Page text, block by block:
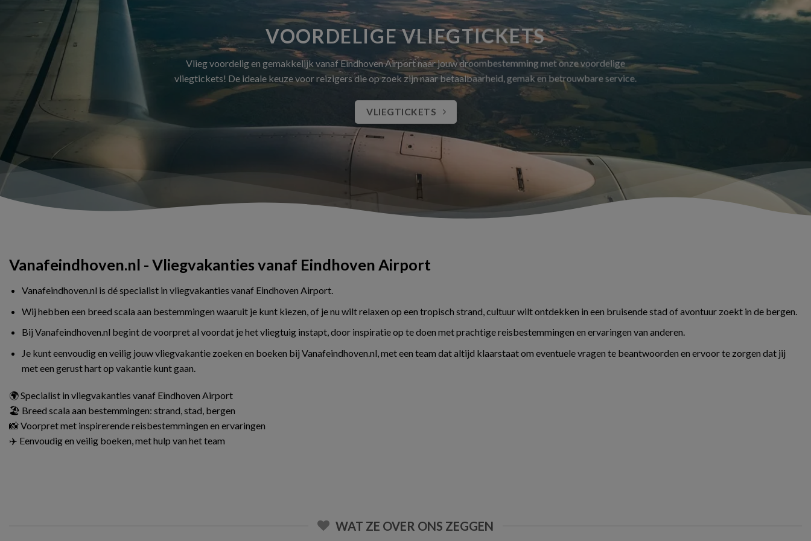
VOORDELIGE VLIEGTICKETS
Vlieg voordelig en gemakkelijk vanaf Eindhoven Airport naar jouw droombestemming met onze voordelige
vliegtickets! De ideale keuze voor reizigers die op zoek zijn naar betaalbaarheid, gemak en betrouwbare service.
VLIEGTICKETS
Vanafeindhoven.nl - Vliegvakanties vanaf Eindhoven Airport
Vanafeindhoven.nl is dé specialist in vliegvakanties vanaf Eindhoven Airport.
Wij hebben een breed scala aan bestemmingen waaruit je kunt kiezen, of je nu wilt relaxen op een tropisch strand, cultuur wilt ontdekken in een bruisende stad of avontuur zoekt in de bergen.
Bij Vanafeindhoven.nl begint de voorpret al voordat je het vliegtuig instapt, door inspiratie op te doen met prachtige reisbestemmingen en ervaringen van anderen.
Je kunt eenvoudig en veilig jouw vliegvakantie zoeken en boeken bij Vanafeindhoven.nl, met een team dat altijd klaarstaat om eventuele vragen te beantwoorden en ervoor te zorgen dat jij
met een gerust hart op vakantie kunt gaan.
🌍 Specialist in vliegvakanties vanaf Eindhoven Airport
🏖️ Breed scala aan bestemmingen: strand, stad, bergen
📸 Voorpret met inspirerende reisbestemmingen en ervaringen
✈️ Eenvoudig en veilig boeken, met hulp van het team
WAT ZE OVER ONS ZEGGEN